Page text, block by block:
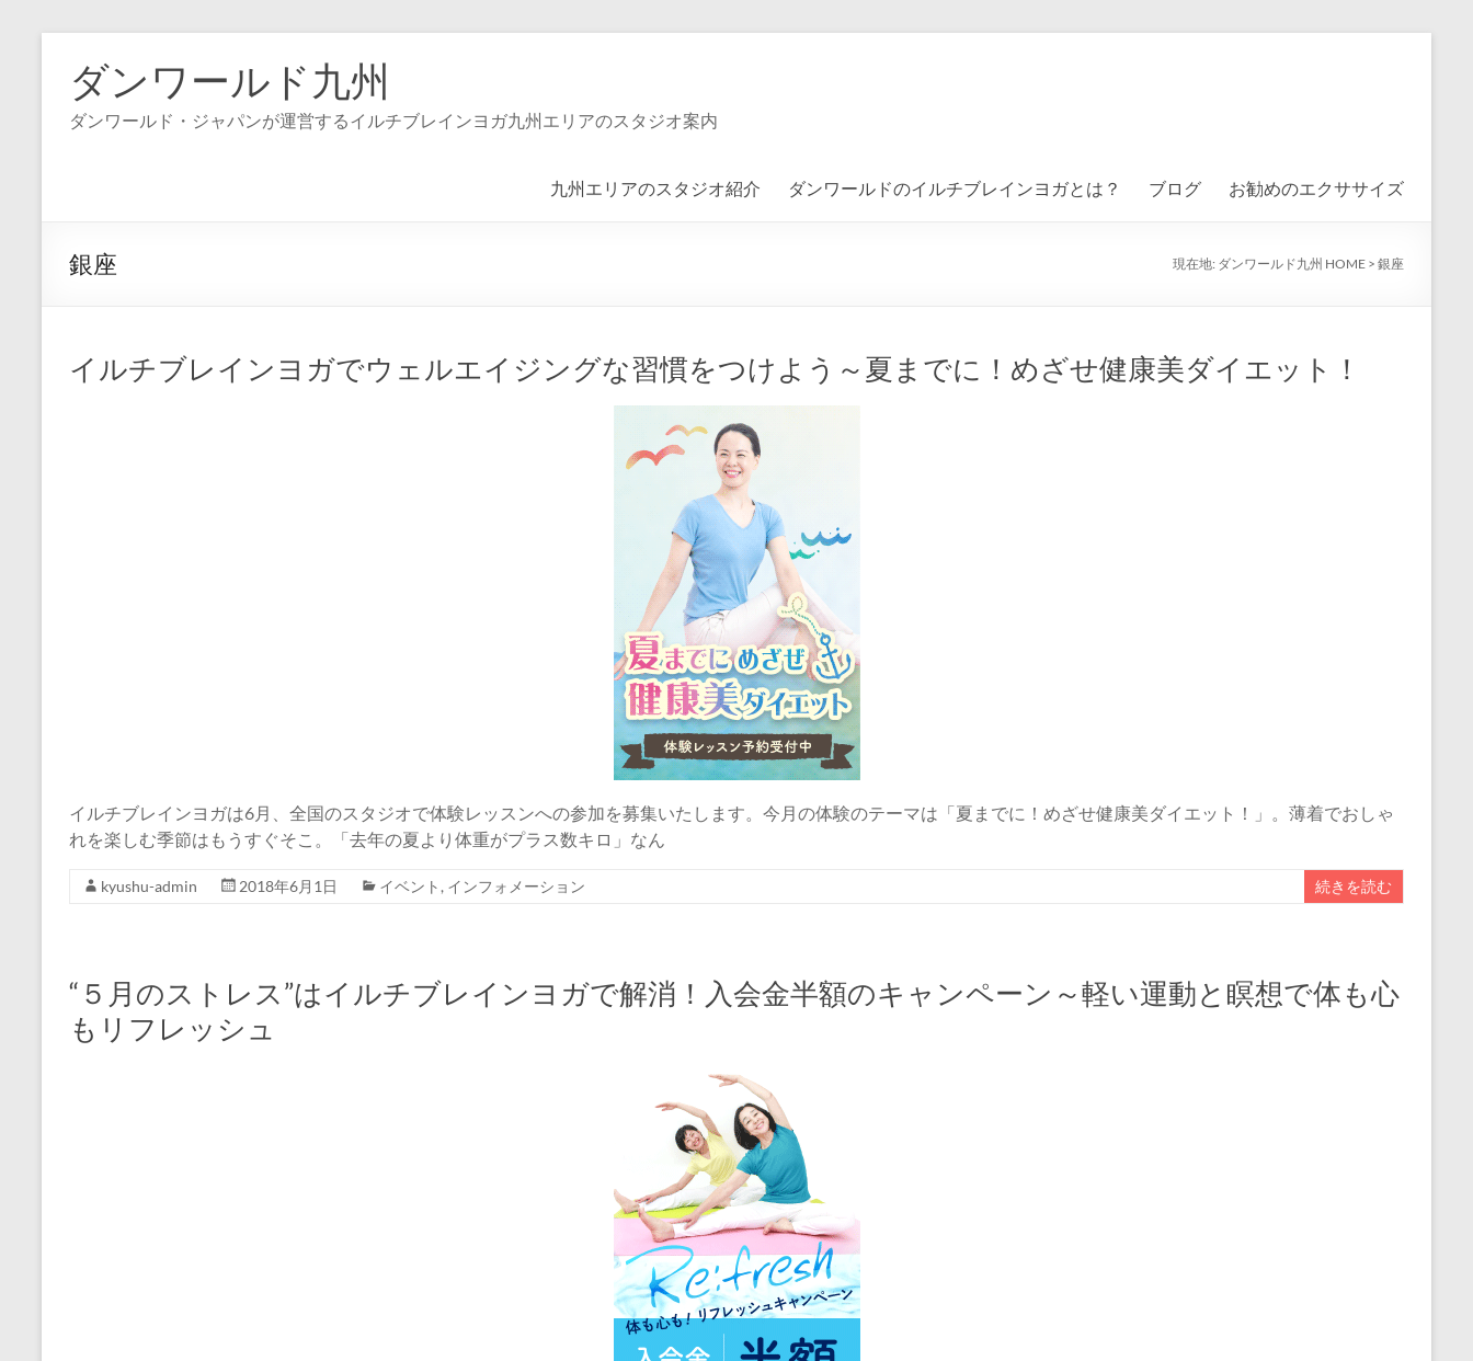
ダンワールド九州
ダンワールド・ジャパンが運営するイルチブレインヨガ九州エリアのスタジオ案内
九州エリアのスタジオ紹介 ダンワールドのイルチブレインヨガとは？ ブログ お勧めのエクササイズ
銀座 現在地: ダンワールド九州 HOME > 銀座
イルチブレインヨガでウェルエイジングな習慣をつけよう～夏までに！めざせ健康美ダイエット！
イルチブレインヨガは6月、全国のスタジオで体験レッスンへの参加を募集いたします。今月の体験のテーマは「夏までに！めざせ健康美ダイエット！」。薄着でおしゃ
れを楽しむ季節はもうすぐそこ。「去年の夏より体重がプラス数キロ」なん
kyushu-admin 2018年6月1日 イベント , インフォメーション 続きを読む
“５月のストレス”はイルチブレインヨガで解消！入会金半額のキャンペーン～軽い運動と瞑想で体も心
もリフレッシュ